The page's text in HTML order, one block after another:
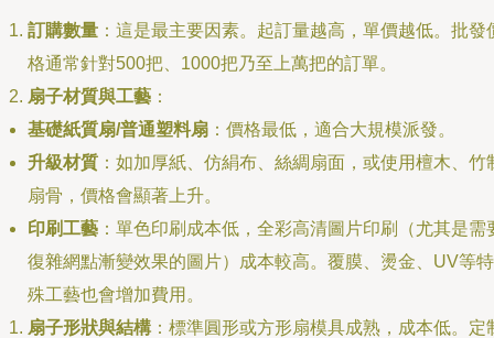
訂購數量 ：這是最主要因素。起訂量越高，單價越低。批發
格通常針對500把、1000把乃至上萬把的訂單。
扇子材質與工藝 ：
基礎紙質扇/普通塑料扇 ：價格最低，適合大規模派發。
升級材質 ：如加厚紙、仿絹布、絲綢扇面，或使用檀木、竹
扇骨，價格會顯著上升。
印刷工藝 ：單色印刷成本低，全彩高清圖片印刷（尤其是需
復雜網點漸變效果的圖片）成本較高。覆膜、燙金、UV等特
殊工藝也會增加費用。
扇子形狀與結構 ：標準圓形或方形扇模具成熟，成本低。定